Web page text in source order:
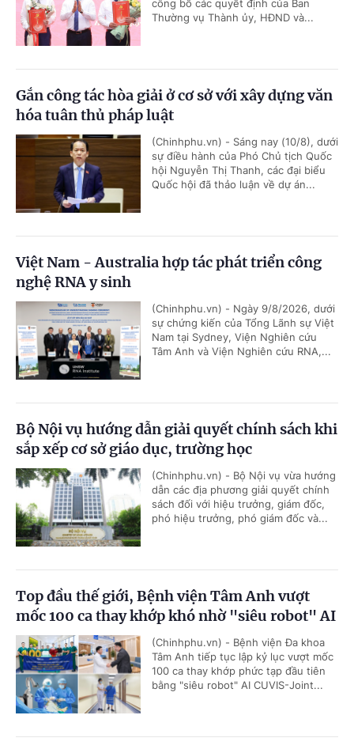
công bố các quyết định của Ban
Thường vụ Thành ủy, HĐND và...
Gắn công tác hòa giải ở cơ sở với xây dựng văn
hóa tuân thủ pháp luật
(Chinhphu.vn) - Sáng nay (10/8), dưới
sự điều hành của Phó Chủ tịch Quốc
hội Nguyễn Thị Thanh, các đại biểu
Quốc hội đã thảo luận về dự án...
Việt Nam - Australia hợp tác phát triển công
nghệ RNA y sinh
(Chinhphu.vn) - Ngày 9/8/2026, dưới
sự chứng kiến của Tổng Lãnh sự Việt
Nam tại Sydney, Viện Nghiên cứu
Tâm Anh và Viện Nghiên cứu RNA,...
Bộ Nội vụ hướng dẫn giải quyết chính sách khi
sắp xếp cơ sở giáo dục, trường học
(Chinhphu.vn) - Bộ Nội vụ vừa hướng
dẫn các địa phương giải quyết chính
sách đối với hiệu trưởng, giám đốc,
phó hiệu trưởng, phó giám đốc và...
Top đầu thế giới, Bệnh viện Tâm Anh vượt
mốc 100 ca thay khớp khó nhờ "siêu robot" AI
(Chinhphu.vn) - Bệnh viện Đa khoa
Tâm Anh tiếp tục lập kỷ lục vượt mốc
100 ca thay khớp phức tạp đầu tiên
bằng "siêu robot" AI CUVIS-Joint...